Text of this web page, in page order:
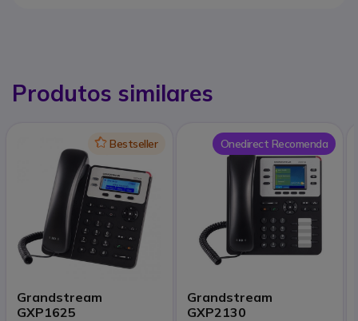
Produtos similares
IconBestseller
Grandstream
GXP1625
Onedirect Recomenda
Grandstream
GXP2130